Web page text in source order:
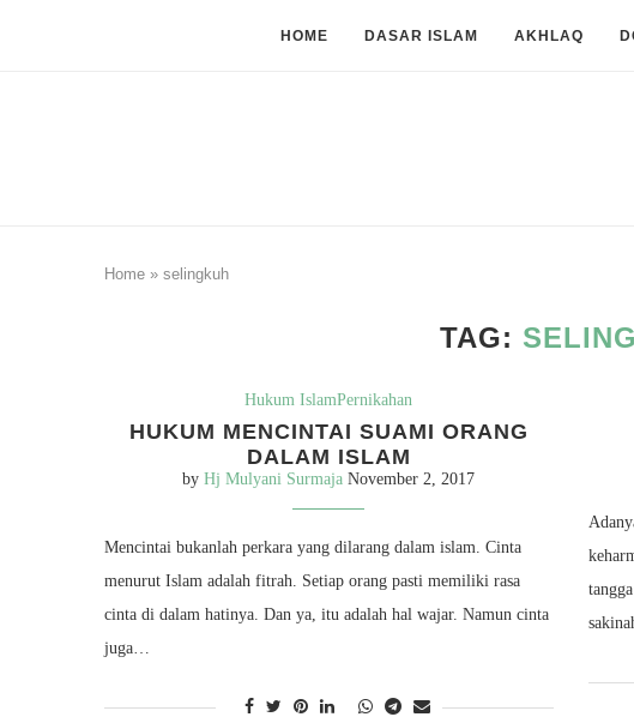
HOME DASAR ISLAM AKHLAQ
Home » selingkuh
TAG:
Hukum IslamPernikahan
HUKUM MENCINTAI SUAMI ORANG
DALAM ISLAM
byHj Mulyani Surmaja November 2, 2017
Mencintai bukanlah perkara yang dilarang dalam islam. Cinta
menurut Islam adalah fitrah. Setiap orang pasti memiliki rasa
cinta di dalam hatinya. Dan ya, itu adalah hal wajar. Namun cinta
juga…